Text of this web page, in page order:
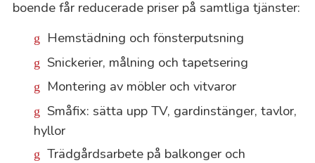
boende får reducerade priser på samtliga tjänster:
Hemstädning och fönsterputsning
Snickerier, målning och tapetsering
Montering av möbler och vitvaror
Småfix: sätta upp TV, gardinstänger, tavlor,
hyllor
Trädgårdsarbete på balkonger och